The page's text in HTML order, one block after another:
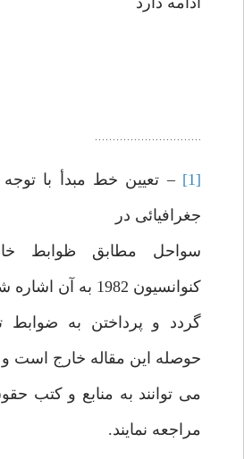
[1]
– تعیین خط مبدأ با
جغرافیائی در
سواحل مطابق ظوابط
کنوانسیون 1982 به آن اشاره شده است تعیین می
گردد و پرداختن به ضوابط
حوصله این مقاله خارج است و
می توانند به منابع و کتب
مراجعه نمایند.